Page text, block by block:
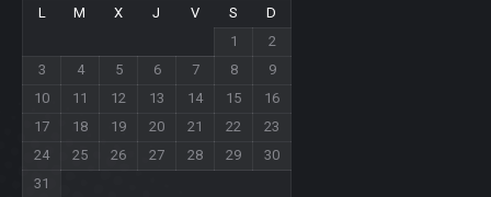
L
M X J V S
D
1
2
3
4 5 6 7 8
9
10
11 12 13 14 15
16
17
18 19 20 21 22
23
24
25 26 27 28 29
30
31